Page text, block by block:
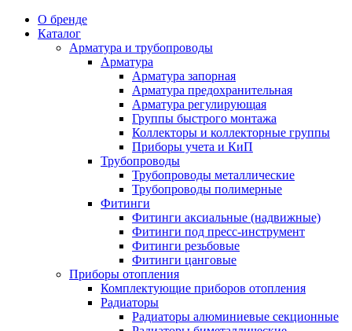
О бренде
Каталог
Арматура и трубопроводы
Арматура
Арматура запорная
Арматура предохранительная
Арматура регулирующая
Группы быстрого монтажа
Коллекторы и коллекторные группы
Приборы учета и КиП
Трубопроводы
Трубопроводы металлические
Трубопроводы полимерные
Фитинги
Фитинги аксиальные (надвижные)
Фитинги под пресс-инструмент
Фитинги резьбовые
Фитинги цанговые
Приборы отопления
Комплектующие приборов отопления
Радиаторы
Радиаторы алюминиевые секционные